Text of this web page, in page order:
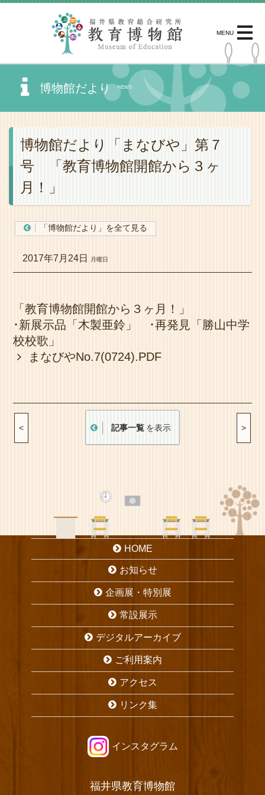
MENU
博物館だより NEWS
博物館だより「まなびや」第７
号 「教育博物館開館から３ヶ
月！」
「博物館だより」を全て見る
2017年7月24日 月曜日
「教育博物館開館から３ヶ月！」
･新展示品「木製亜鈴」 ･再発見「勝山中学
校校歌」
まなびやNo.7(0724).PDF
< >
記事一覧 を表示
HOME
お知らせ
企画展・特別展
常設展示
デジタルアーカイブ
ご利用案内
アクセス
リンク集
インスタグラム
福井県教育博物館